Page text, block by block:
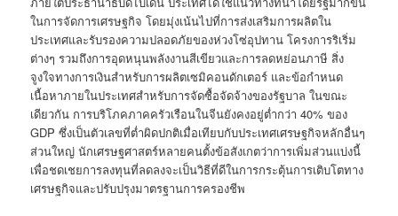
ในการจัดการเศรษฐกิจ โดยมุ่งเน้นไปที่การส่งเสริมการผลิตใน
ประเทศและรับรองความปลอดภัยของห่วงโซ่อุปทาน โครงการริเริ่ม
ต่างๆ รวมถึงการอุดหนุนพลังงานสีเขียวและการลดหย่อนภาษี สิ่ง
จูงใจทางการเงินสำหรับการผลิตเซมิคอนดักเตอร์ และข้อกำหนด
เนื้อหาภายในประเทศสำหรับการจัดซื้อจัดจ้างของรัฐบาล ในขณะ
เดียวกัน การบริโภคภาคครัวเรือนในจีนยังคงอยู่ต่ำกว่า 40% ของ
GDP ซึ่งเป็นตัวเลขที่ต่ำผิดปกติเมื่อเทียบกับประเทศเศรษฐกิจหลักอื่นๆ
ส่วนใหญ่ นักเศรษฐศาสตร์หลายคนตั้งข้อสังเกตว่าการเพิ่มส่วนแบ่งนี้
เพื่อชดเชยการลงทุนที่ลดลงจะเป็นวิธีที่ดีในการกระตุ้นการเติบโตทาง
เศรษฐกิจและปรับปรุงมาตรฐานการครองชีพ